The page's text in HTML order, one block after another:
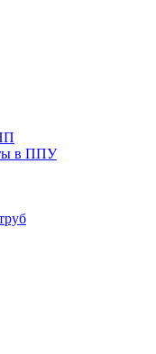
в ППУ